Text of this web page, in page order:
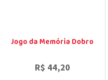
Jogo da Memória Dobro
R$ 44,20